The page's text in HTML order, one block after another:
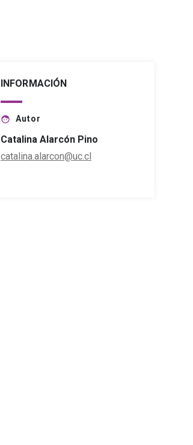
INFORMACIÓN
face Autor
Catalina Alarcón Pino
catalina.alarcon@uc.cl